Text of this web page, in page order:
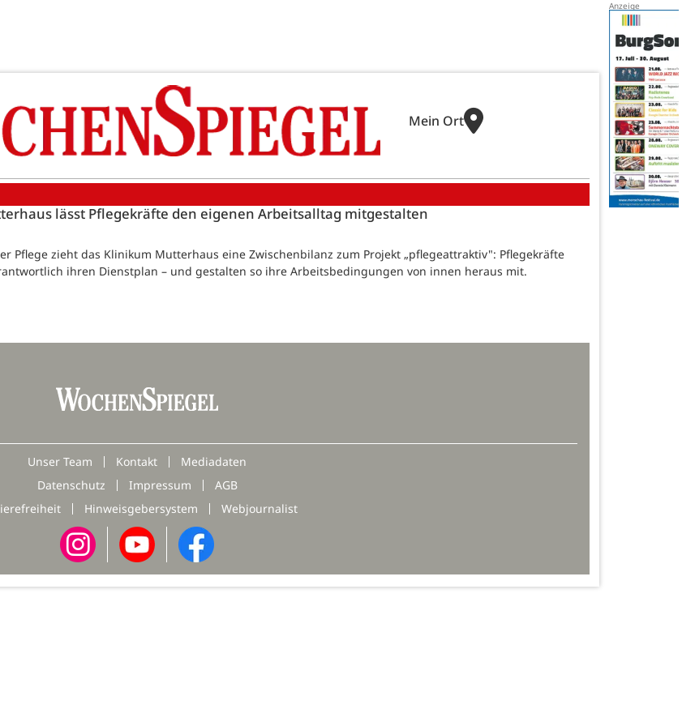
Mein Ort
lässt Pflegekräfte den eigenen Arbeitsalltag mitgestalten
Pflege zieht das Klinikum Mutterhaus eine Zwischenbilanz zum Projekt „pflegeattraktiv": Pflegekräfte
ihren Dienstplan – und gestalten so ihre Arbeitsbedingungen von innen heraus mit.
Unser Team Kontakt
Mediadaten
Datenschutz
Impressum
AGB
Hinweisgebersystem Webjournalist